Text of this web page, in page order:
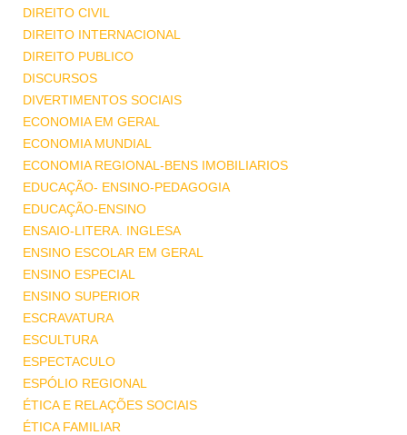
DIREITO CIVIL
DIREITO INTERNACIONAL
DIREITO PUBLICO
DISCURSOS
DIVERTIMENTOS SOCIAIS
ECONOMIA EM GERAL
ECONOMIA MUNDIAL
ECONOMIA REGIONAL-BENS IMOBILIARIOS
EDUCAÇÃO- ENSINO-PEDAGOGIA
EDUCAÇÃO-ENSINO
ENSAIO-LITERA. INGLESA
ENSINO ESCOLAR EM GERAL
ENSINO ESPECIAL
ENSINO SUPERIOR
ESCRAVATURA
ESCULTURA
ESPECTACULO
ESPÓLIO REGIONAL
ÉTICA E RELAÇÕES SOCIAIS
ÉTICA FAMILIAR